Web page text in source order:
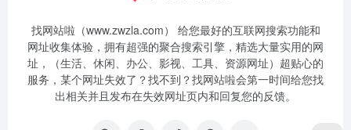
找网站啦（www.zwzla.com） 给您最好的互联网搜索功能和
网址收集体验，拥有超强的聚合搜索引擎，精选大量实用的网
址，（生活、休闲、办公、影视、工具、资源网址）超贴心的
服务，某个网址失效了？找不到？找网站啦会第一时间给您找
出相关并且发布在失效网址页内和回复您的反馈。